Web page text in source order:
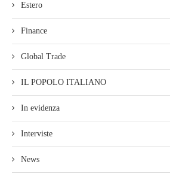
Estero
Finance
Global Trade
IL POPOLO ITALIANO
In evidenza
Interviste
News